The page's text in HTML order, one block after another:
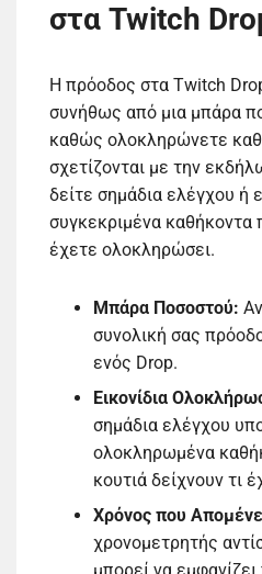
στα Twitch
Η πρόοδος στα Twitch
συνήθως από μια μπάρα
καθώς ολοκληρώνετε
σχετίζονται με την
δείτε σημάδια ελέγχου ή
συγκεκριμένα καθήκοντα
έχετε ολοκληρώσει.
Μπάρα Ποσοστού:
συνολική σας
ενός Drop.
Εικονίδια
σημάδια ελέγχου
ολοκληρωμένα
κουτιά δείχνουν τι
Χρόνος που
χρονομετρητής